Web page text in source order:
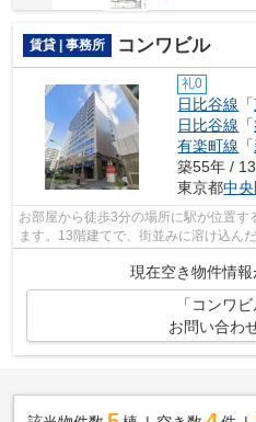
賃貸 | 事務所 コンワビル
礼0
日比谷線 「
日比谷線 「
有楽町線 「
築55年 /
東京都中
お部屋から徒歩3分の場所に駅が位置す
ます。13階建てで、街並みに溶け込ん
現在空き物件情報
「コンワ
お問い合わ